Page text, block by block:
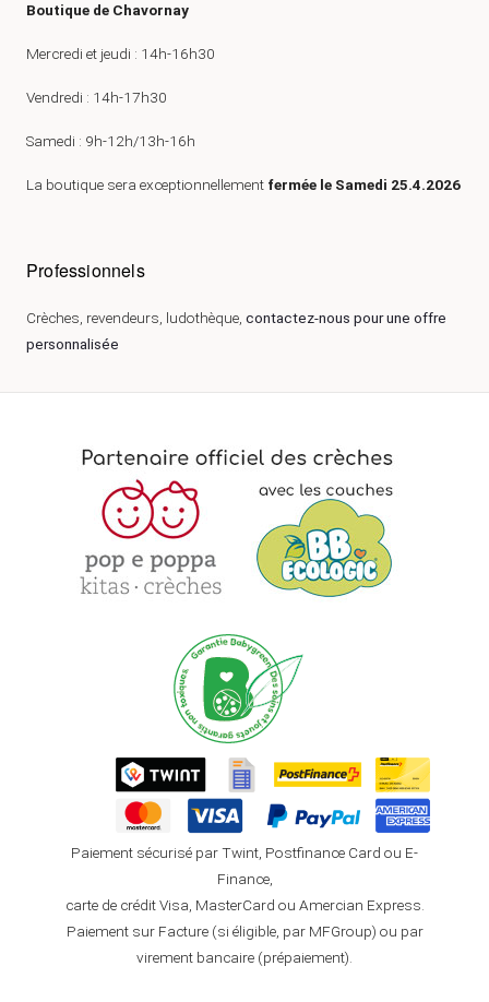
Boutique de Chavornay
Mercredi et jeudi : 14h-16h30
Vendredi : 14h-17h30
Samedi : 9h-12h/13h-16h
La boutique sera exceptionnellement fermée le Samedi 25.4.2026
Professionnels
Crèches, revendeurs, ludothèque, contactez-nous pour une offre
personnalisée
Paiement sécurisé par Twint, Postfinance Card ou E-
Finance,
carte de crédit Visa, MasterCard ou Amercian Express.
Paiement sur Facture (si éligible, par MFGroup) ou par
virement bancaire (prépaiement).